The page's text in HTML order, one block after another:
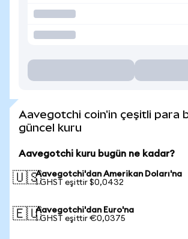
Aavegotchi coin'in çeşitli para
güncel kuru
Aavegotchi kuru bugün ne kadar?
🇺🇸Aavegotchi'dan Amerikan Doları'na
1 GHST eşittir $0,0432
🇪🇺Aavegotchi'dan Euro'na
1 GHST eşittir €0,0375